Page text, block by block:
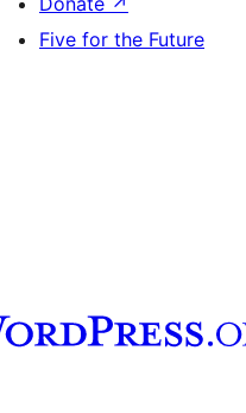
Five for the Future